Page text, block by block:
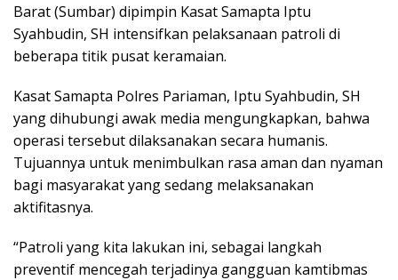
Barat (Sumbar) dipimpin Kasat Samapta Iptu
Syahbudin, SH intensifkan pelaksanaan patroli di
beberapa titik pusat keramaian.
Kasat Samapta Polres Pariaman, Iptu Syahbudin, SH
yang dihubungi awak media mengungkapkan, bahwa
operasi tersebut dilaksanakan secara humanis.
Tujuannya untuk menimbulkan rasa aman dan nyaman
bagi masyarakat yang sedang melaksanakan
aktifitasnya.
“Patroli yang kita lakukan ini, sebagai langkah
preventif mencegah terjadinya gangguan kamtibmas